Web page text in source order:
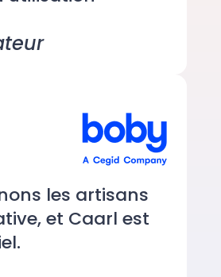
les artisans
et Caarl est